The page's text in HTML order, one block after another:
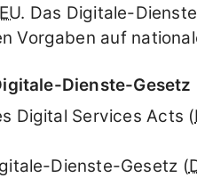
EU. Das Digitale-
Vorgaben auf
Dienste-Gesetz
Digital Services Acts (
Dienste-Gesetz (